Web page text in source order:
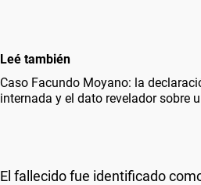
Leé también
Caso Facundo Moyano: la
internada y el dato revelador sobre
El fallecido fue identificado